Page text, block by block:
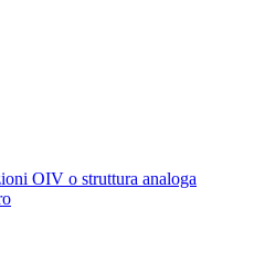
OIV o struttura analoga